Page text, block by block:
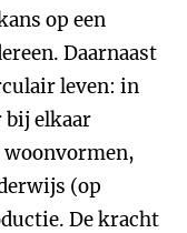
op een
Daarnaast
leven: in
bij elkaar
(op
De kracht